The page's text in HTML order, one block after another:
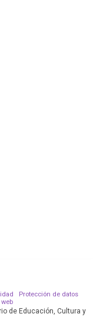
Protección de datos
web
de Educación, Cultura y